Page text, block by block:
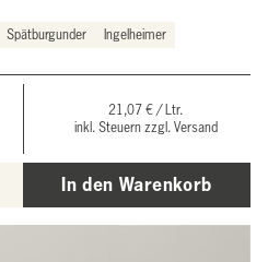
Spätburgunder Ingelheimer
21,07 € / Ltr.
inkl. Steuern zzgl. Versand
In den Warenkorb